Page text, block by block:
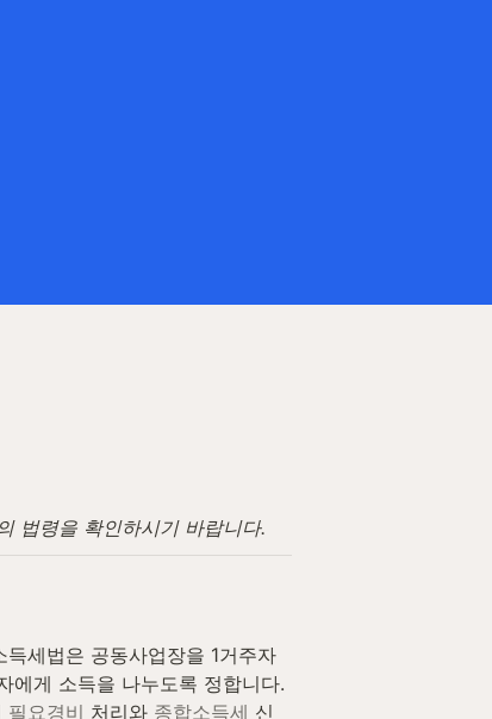
법령을 확인하시기 바랍니다.
세법은 공동사업장을 1거주자
에게 소득을 나누도록 정합니다.
필요경비 처리와 종합소득세 신